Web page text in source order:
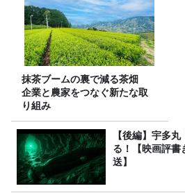
抹茶ブームの裏で減る茶畑
企業と農家をつなぐ新たな取
り組み
【後編】宇多
る！【映画評
送】